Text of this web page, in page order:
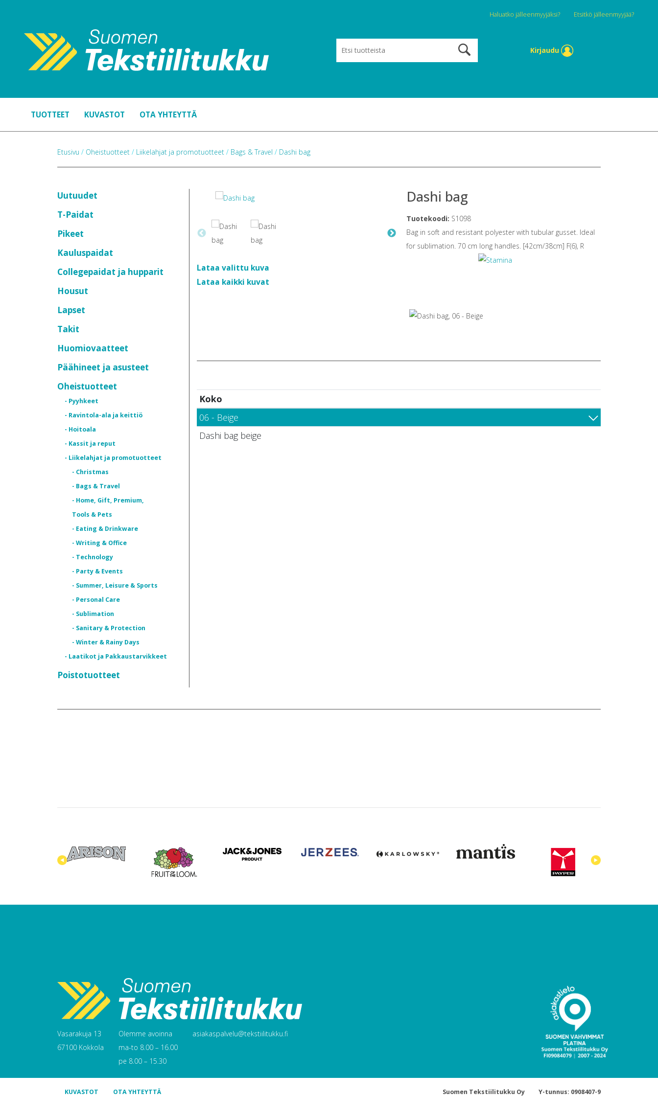
Haluatko jälleenmyyjäksi? Etsitkö jälleenmyyjää?
Kirjaudu
TUOTTEET KUVASTOT OTA YHTEYTTÄ
Etusivu / Oheistuotteet / Liikelahjat ja promotuotteet / Bags & Travel / Dashi bag
Uutuudet
T-Paidat
Pikeet
Kauluspaidat
Collegepaidat ja hupparit
Housut
Lapset
Takit
Huomiovaatteet
Päähineet ja asusteet
Oheistuotteet
- Pyyhkeet
- Ravintola-ala ja keittiö
- Hoitoala
- Kassit ja reput
- Liikelahjat ja promotuotteet
- Christmas
- Bags & Travel
- Home, Gift, Premium,
Tools & Pets
- Eating & Drinkware
- Writing & Office
- Technology
- Party & Events
- Summer, Leisure & Sports
- Personal Care
- Sublimation
- Sanitary & Protection
- Winter & Rainy Days
- Laatikot ja Pakkaustarvikkeet
Poistotuotteet
Lataa valittu kuva
Lataa kaikki kuvat
Dashi bag
Tuotekoodi: S1098
Bag in soft and resistant polyester with tubular gusset. Ideal
for sublimation. 70 cm long handles. [42cm/38cm] F(6), R
Koko
06 - Beige
Dashi bag beige
Vasarakuja 13
67100 Kokkola
Olemme avoinna
ma-to 8.00 – 16.00
pe 8.00 – 15.30
asiakaspalvelu@tekstiilitukku.fi
KUVASTOT OTA YHTEYTTÄ Suomen Tekstiilitukku Oy Y-tunnus: 0908407-9